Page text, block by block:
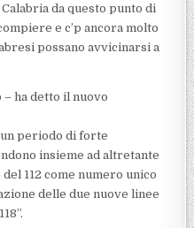
da questo punto di
e c’p ancora molto
possano avvicinarsi a
– ha detto il nuovo
un periodo di forte
insieme ad altretante
112 come numero unico
delle due nuove linee